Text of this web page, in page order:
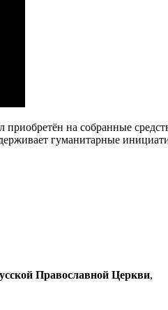
на собранные
гуманитарные
Православной Церкви,